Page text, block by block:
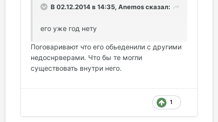
В 02.12.2014 в 14:35, Anemos сказал:
его уже год нету
Поговаривают что его обьеденили с другими
недоснрверами. Что бы те могли
существовать внутри него.
1